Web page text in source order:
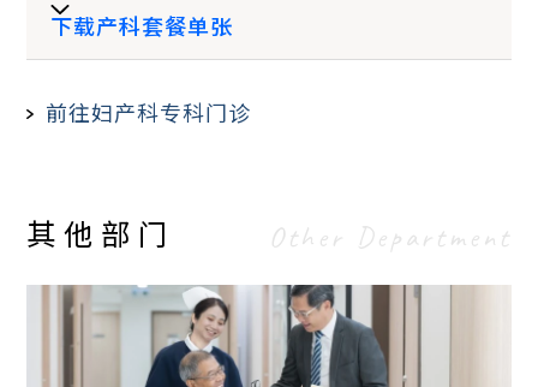
晚上8时至上午7时59
$430 $470
于星期一至六晚上七时至早上八时前，星期日
及公众假期全日，非当值驻院专科医生回院应
诊之费用为一千元。
医生诊症费不包括检查、治疗、药物及医疗仪
器用品之费用，客人需额外支付所使用之以上
有关项目。
私家房 $40,800
双人房
私家房
标准房 (4 人房)
双人房
服务
标准房
产 (择
时辰)
(时段
一)*
$10,800
下载产科套餐单张
前往妇产科专科门诊
其他部门 Other Department